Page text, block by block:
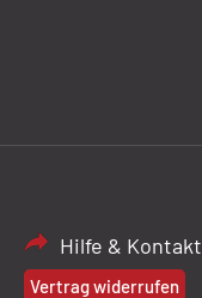
Hilfe & Kontakt
Vertrag widerrufen